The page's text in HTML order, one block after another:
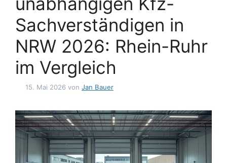
Sachverständigen in
NRW 2026: Rhein-Ruhr
im Vergleich
15. Mai 2026 von Jan Bauer